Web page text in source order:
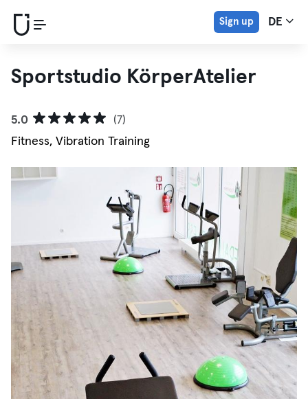
Sign up DE
Sportstudio KörperAtelier
5.0
(7)
Fitness, Vibration Training